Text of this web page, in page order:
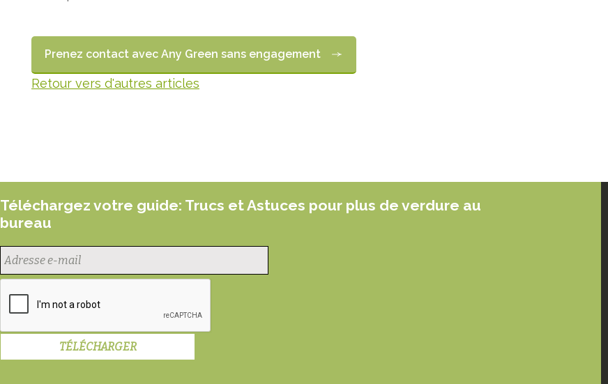
Prenez contact avec Any Green sans engagement
Retour vers d'autres articles
Téléchargez votre guide: Trucs et Astuces pour plus de verdure au
bureau